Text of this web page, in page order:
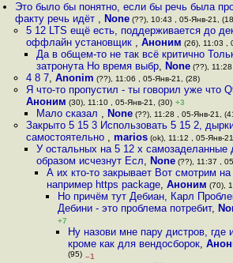
Это было бы понятно, если бы речь была
факту речь идёт , None (??), 10:43 , 05-Янв-21,
5 12 LTS ещё есть, поддерживается до
оффлайн установщик , Аноним (26), 11:03 ,
Да в общем-то не так всё критично
затронута Но время выбр, None(??),
4 8 7, Anonim (??), 11:06 , 05-Янв-21, (28)
Я что-то пропустил - ты говорил уже что
Аноним (30), 11:10 , 05-Янв-21, (30) +3
Мало сказал , None(??), 11:28 , 05-Янв-21,
Закрыто 5 15 3 Использовать 5 15 2,
самостоятельно , marios(ok), 11:12 , 05-Янв-
У остальных на 5 12 х самозаделанные
образом исчезнут Есл, None(??), 11:37 ,
А их кто-то закрывает Вот смотрим
например https package,Аноним (70),
Но причём тут Дебиан, Карл
Дебини - это проблема потребит,
+7
Ну назови мне пару дистров, где
кроме как для вендосборок,
(95) –1